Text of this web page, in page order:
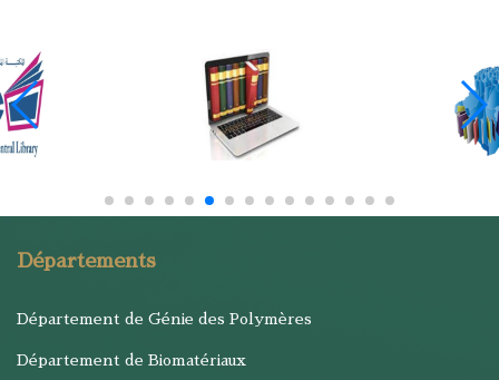
Départements
Département de Génie des Polymères
Département de Biomatériaux